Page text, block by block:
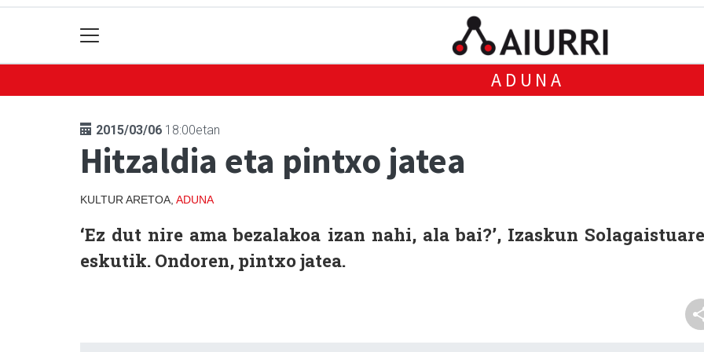
ADUNA
2015/03/06 18:00etan
Hitzaldia eta pintxo jatea
KULTUR ARETOA, ADUNA
‘Ez dut nire ama bezalakoa izan nahi, ala bai?’, Izaskun
eskutik. Ondoren, pintxo jatea.